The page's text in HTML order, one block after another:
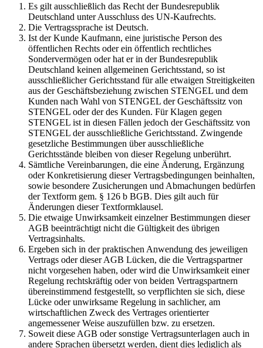
Es gilt ausschließlich das Recht der Bundesrepublik
Deutschland unter Ausschluss des UN-Kaufrechts.
Die Vertragssprache ist Deutsch.
Ist der Kunde Kaufmann, eine juristische Person des
öffentlichen Rechts oder ein öffentlich rechtliches
Sondervermögen oder hat er in der Bundesrepublik
Deutschland keinen allgemeinen Gerichtsstand, so ist
ausschließlicher Gerichtsstand für alle etwaigen Streitigkeiten
aus der Geschäftsbeziehung zwischen STENGEL und dem
Kunden nach Wahl von STENGEL der Geschäftssitz von
STENGEL oder der des Kunden. Für Klagen gegen
STENGEL ist in diesen Fällen jedoch der Geschäftssitz von
STENGEL der ausschließliche Gerichtsstand. Zwingende
gesetzliche Bestimmungen über ausschließliche
Gerichtsstände bleiben von dieser Regelung unberührt.
Sämtliche Vereinbarungen, die eine Änderung, Ergänzung
oder Konkretisierung dieser Vertragsbedingungen beinhalten,
sowie besondere Zusicherungen und Abmachungen bedürfen
der Textform gem. § 126 b BGB. Dies gilt auch für
Änderungen dieser Textformklausel.
Die etwaige Unwirksamkeit einzelner Bestimmungen dieser
AGB beeinträchtigt nicht die Gültigkeit des übrigen
Vertragsinhalts.
Ergeben sich in der praktischen Anwendung des jeweiligen
Vertrags oder dieser AGB Lücken, die die Vertragspartner
nicht vorgesehen haben, oder wird die Unwirksamkeit einer
Regelung rechtskräftig oder von beiden Vertragspartnern
übereinstimmend festgestellt, so verpflichten sie sich, diese
Lücke oder unwirksame Regelung in sachlicher, am
wirtschaftlichen Zweck des Vertrages orientierter
angemessener Weise auszufüllen bzw. zu ersetzen.
Soweit diese AGB oder sonstige Vertragsunterlagen auch in
andere Sprachen übersetzt werden, dient dies lediglich als